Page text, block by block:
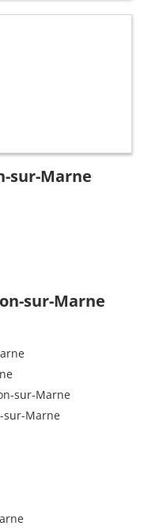
sur-Marne
sur-Marne
sur-Marne
sur-Marne